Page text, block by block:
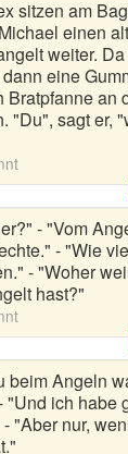
sitzen am
einen
weiter.
eine
Bratpfanne an
"Du", sagt er,
- "Vom
- "Wie
- "Woher
hast?"
beim Angeln
"Und ich habe
"Aber nur,